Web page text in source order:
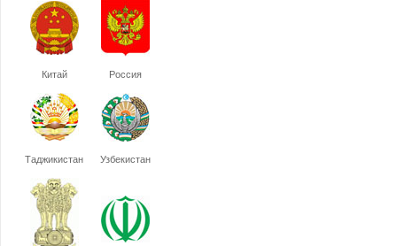
Китай Россия
Таджикистан Узбекистан